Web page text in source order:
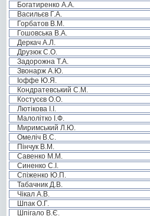
Богатиренко А.А.
Васильєв Г.А.
Горбатов В.М.
Гошовська В.А.
Деркач А.Л.
Друзюк С.О.
Задорожна Т.А.
Звонарж А.Ю.
Іоффе Ю.Я.
Кондратевський С.М.
Костусєв О.О.
Лютікова І.І.
Малолітко І.Ф.
Миримський Л.Ю.
Омеліч В.С.
Пінчук В.М.
Савенко М.М.
Синенко С.І.
Спіженко Ю.П.
Табачник Д.В.
Чікал А.В.
Шпак О.Г.
Шпігало В.Є.